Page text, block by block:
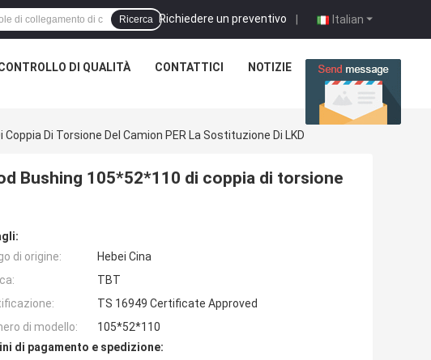
Italian
Richiedere un preventivo |
Ricerca
DI QUALITÀ CONTATTICI NOTIZIE CASI
Di Torsione Del Camion PER La Sostituzione Di LKD
Bushing 105*52*110 di coppia di torsione
di origine:
Hebei Cina
TBT
TS 16949 Certificate Approved
di modello:
105*52*110
di pagamento e spedizione: